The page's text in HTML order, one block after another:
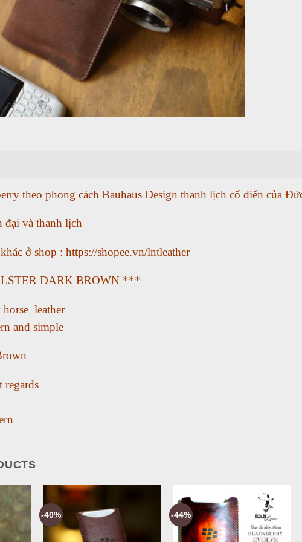
theo phong cách Bauhaus Design thanh lịch cổ điển của
đại và thanh lịch
ở shop : https://shopee.vn/lntleather
DARK BROWN ***
horse leather
and simple
regards
-40% -44%